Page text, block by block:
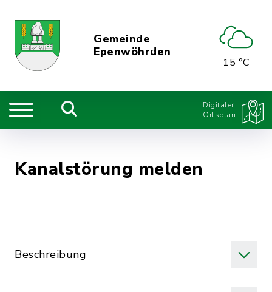
Gemeinde
Epenwöhrden
15 °C
Digitaler
Ortsplan
Kanalstörung melden
Beschreibung